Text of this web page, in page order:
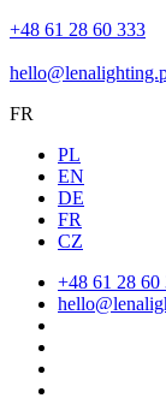
+48 61 28 60 333
FR
PL
EN
DE
FR
CZ
+48 61 28 60